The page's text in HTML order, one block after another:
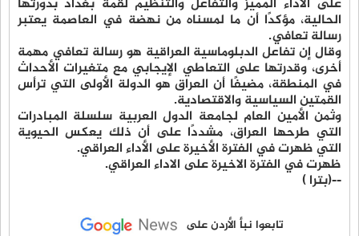
على الأداء المميز والتفاعل والتنظيم لقمة بغداد بدورتها
الحالية، مؤكدًا أن ما لمسناه من نهضة في العاصمة يعتبر
رسالة تعافي.
وقال إن تفاعل الدبلوماسية العراقية هو رسالة تعافي مهمة
أخرى، وقدرتها على التعاطي الإيجابي مع متغيرات الأحداث
في المنطقة، مضيفًا أن العراق هو الدولة الأولى التي ترأس
القمتين السياسية والاقتصادية.
وثمن الأمين العام لجامعة الدول العربية سلسلة المبادرات
التي طرحها العراق، مشددًا على أن ذلك يعكس الحيوية
التي ظهرت في الفترة الأخيرة على الأداء العراقي.
ظهرت في الفترة الاخيرة على الاداء العراقي.
--(بترا )
تابعوا نبأ الأردن على